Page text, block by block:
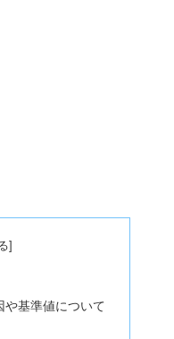
や基準値について